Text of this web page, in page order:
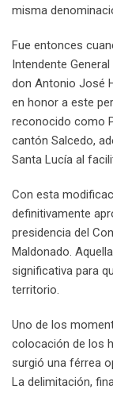
misma
Fue entonces
Intendente
don Antonio José
en honor a este
reconocido como
cantón Salcedo,
Santa Lucía al
Con esta
definitivamente
presidencia del
Maldonado.
significativa para
territorio.
Uno de los
colocación de los
surgió una férrea
La delimitación,